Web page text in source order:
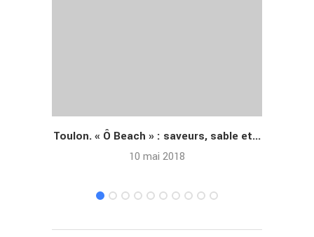
Toulon. « Ô Beach » : saveurs, sable et...
10 mai 2018